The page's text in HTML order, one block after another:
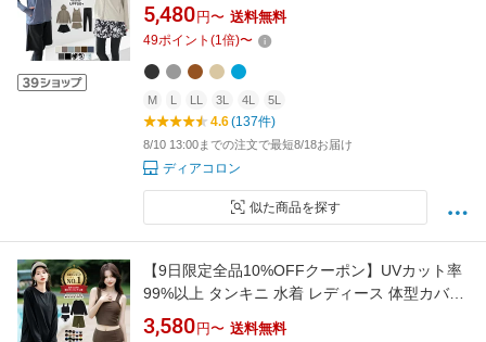
ット UVカット率99.9%以上 水着 レギンス付き
接触冷感 水陸両用 レディース セット 長袖 フィ
ットネス水着 女性 ママ水着 無地 上下セット ラ
ッシュレギンス rs005set5
5,480 円〜 送料無料
49ポイント (1倍)〜
M L LL 3L 4L 5L
4.6(137件)
8/10 13:00までの注文で最短8/18お届け
ディアコロン
似た商品を探す
【9日限定全品10%OFFクーポン】UVカット率
99%以上 タンキニ 水着 レディース 体型カバー
長袖シャツ ラッシュガード ハーフパンツ 4点セ
3,580 円〜 送料無料